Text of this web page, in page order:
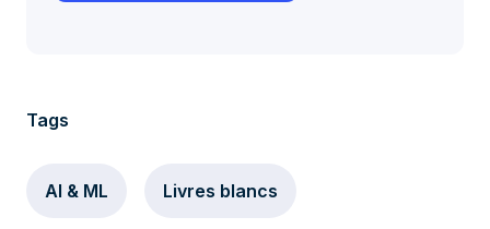
Tags
AI & ML Livres blancs